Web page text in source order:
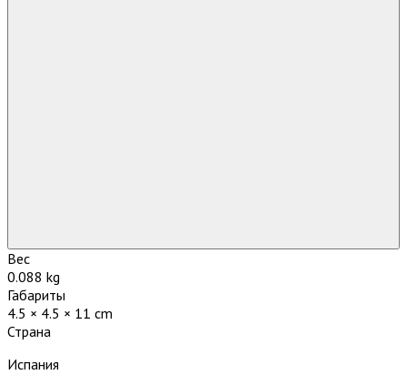
Вес
0.088 kg
Габариты
4.5 × 4.5 × 11 cm
Страна
Испания